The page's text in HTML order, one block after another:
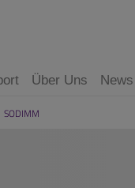
Über Uns
SODIMM